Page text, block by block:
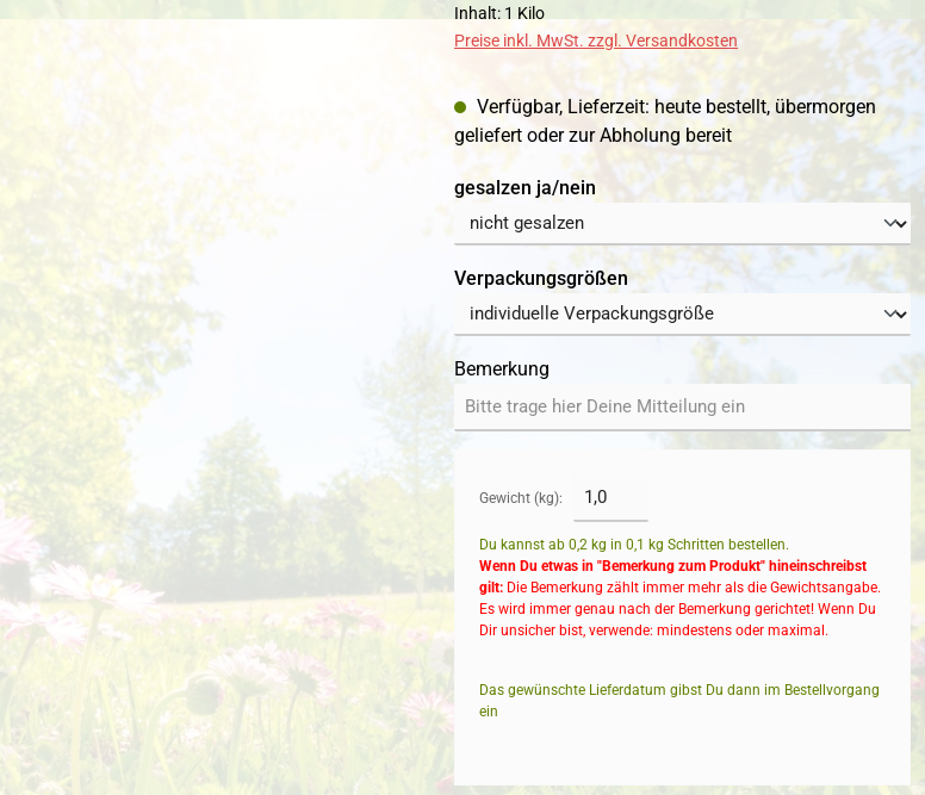
Inhalt: 1 Kilo
Preise inkl. MwSt. zzgl. Versandkosten
Verfügbar, Lieferzeit: heute bestellt, übermorgen
geliefert oder zur Abholung bereit
gesalzen ja/nein auswählen
Verpackungsgrößenauswählen
Bemerkung
Gewicht (kg):
Du kannst ab 0,2 kg in0,1 kg Schritten bestellen.
Wenn Du etwas in "Bemerkung zum Produkt" hineinschreibst
gilt: Die Bemerkung zählt immer mehr als die Gewichtsangabe.
Es wird immer genau nach der Bemerkung gerichtet! Wenn Du
Dir unsicher bist, verwende: mindestens oder maximal.
Das gewünschte Lieferdatum gibst Du dann im Bestellvorgang
ein